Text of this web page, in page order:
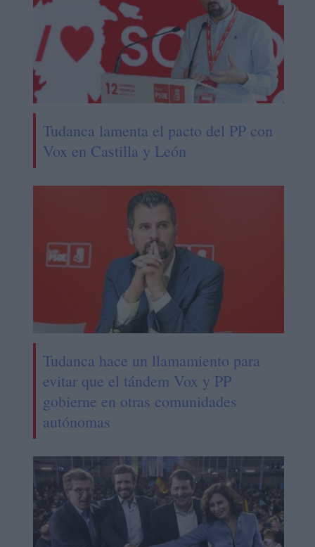
Tudanca lamenta el pacto del PP con
Vox en Castilla y León
Tudanca hace un llamamiento para
evitar que el tándem Vox y PP
gobierne en otras comunidades
autónomas